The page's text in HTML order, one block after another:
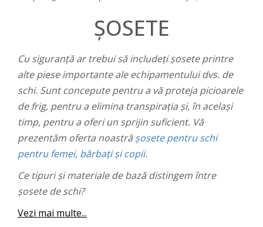
ȘOSETE
Cu siguranță ar trebui să includeți șosete printre
alte piese importante ale echipamentului dvs. de
schi. Sunt concepute pentru a vă proteja picioarele
de frig, pentru a elimina transpirația și, în același
timp, pentru a oferi un sprijin suficient. Vă
prezentăm oferta noastrășosete pentru schi
pentru femei, bărbați și copii.
Ce tipuri și materiale de bază distingem între
șosete de schi?
Vezi mai multe...